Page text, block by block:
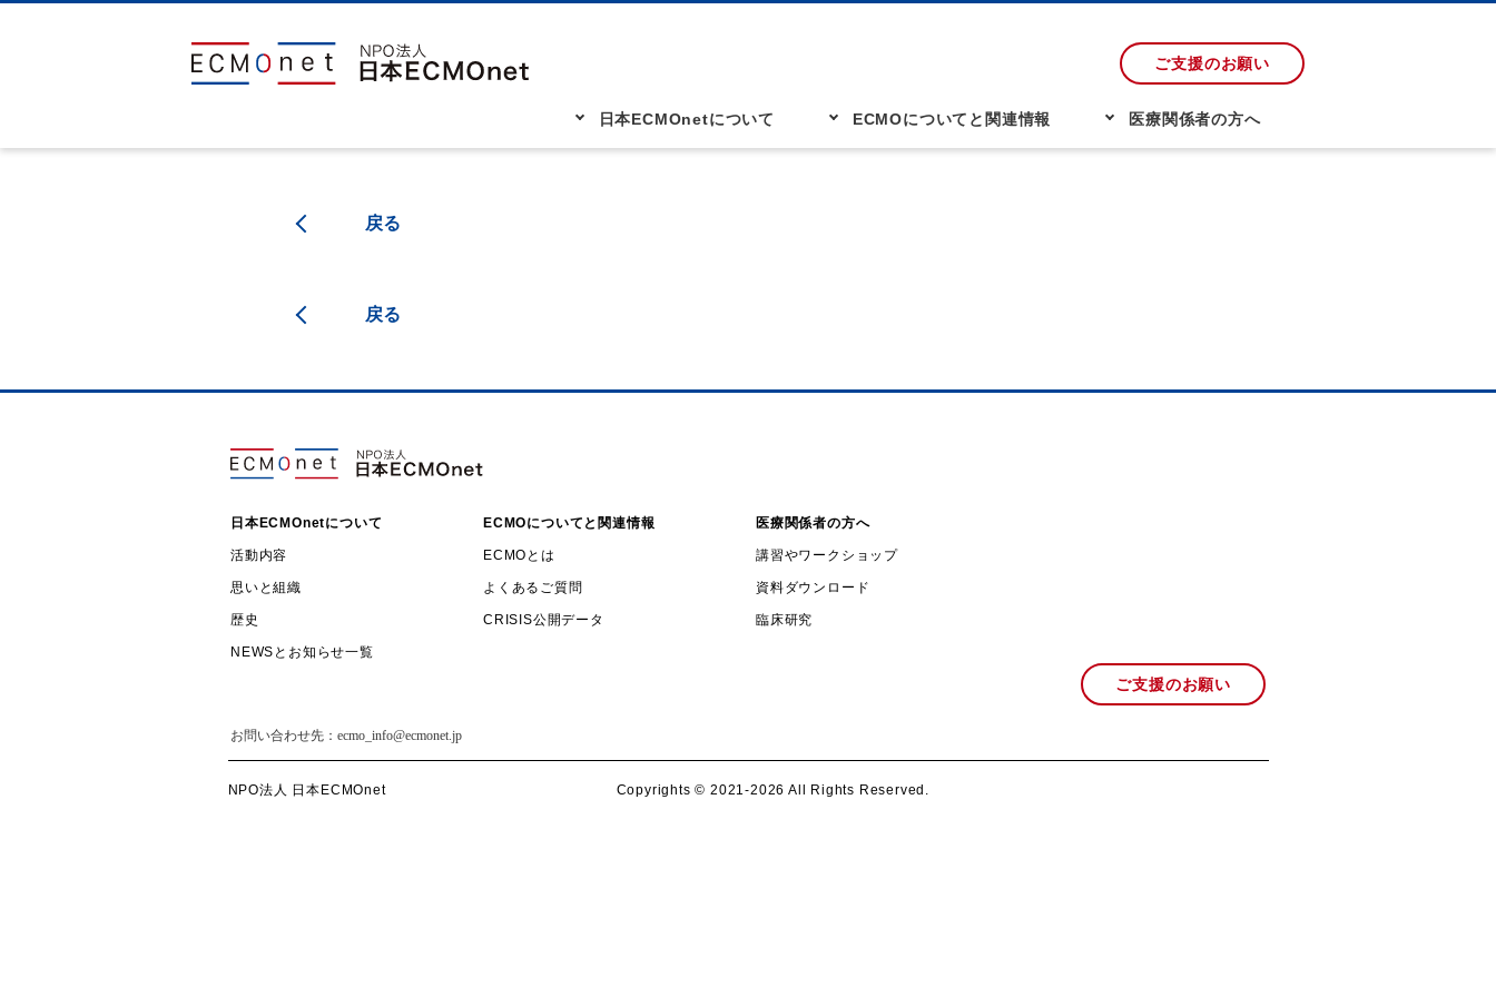
ご支援のお願い
日本ECMOnetについて ECMOについてと関連情報 医療関係者の方へ
戻る
戻る
日本ECMOnetについて
活動内容
思いと組織
歴史
NEWSとお知らせ一覧
ECMOについてと関連情報
ECMOとは
よくあるご質問
CRISIS公開データ
医療関係者の方へ
講習やワークショップ
資料ダウンロード
臨床研究
ご支援のお願い
NPO法人 日本ECMOnet Copyrights ©️ 2021-2026 All Rights Reserved.